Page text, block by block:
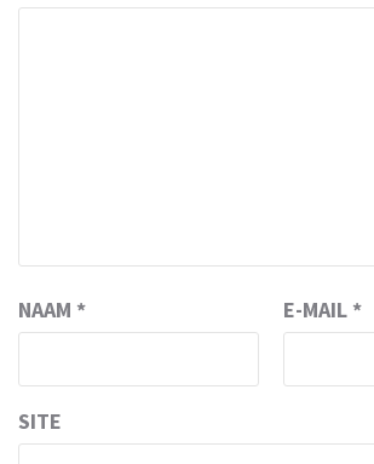
NAAM * E-MAIL *
SITE